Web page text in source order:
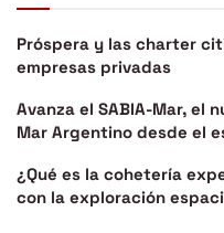
Próspera y las charter
empresas privadas
Avanza el SABIA-Mar, el
Mar Argentino desde el
¿Qué es la cohetería
con la exploración